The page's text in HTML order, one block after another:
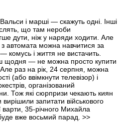
і марші — скажуть одні. Інші
що там нероби
дути, ніж у наряди ходити. Але
з автомата можна навчитися за
комусь і життя не вистачить.
щодня — не можна просто купити
Але раз на рік, 24 серпня, можна
(або ввімкнути телевізор) і
організований
Тож які сюрпризи чекають киян
запитати військового
варти, 35-річного Михайла
вже восьмий парад. >>